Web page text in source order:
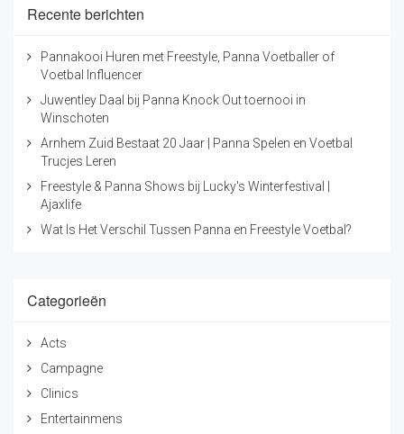
Recente berichten
Pannakooi Huren met Freestyle, Panna Voetballer of
Voetbal Influencer
Juwentley Daal bij Panna Knock Out toernooi in
Winschoten
Arnhem Zuid Bestaat 20 Jaar | Panna Spelen en Voetbal
Trucjes Leren
Freestyle & Panna Shows bij Lucky's Winterfestival |
Ajaxlife
Wat Is Het Verschil Tussen Panna en Freestyle Voetbal?
Categorieën
Acts
Campagne
Clinics
Entertainmens